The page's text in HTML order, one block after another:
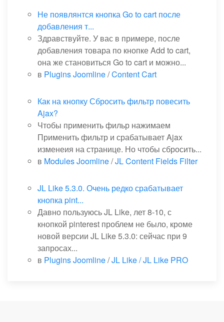
Не появлянтся кнопка Go to cart после
добавления т...
Здравствуйте. У вас в примере, после
добавления товара по кнопке Add to cart,
она же становиться Go to cart и можно...
в Plugins Joomline/Content Cart
Как на кнопку Сбросить фильтр повесить
Ajax?
Чтобы применить фильр нажимаем
Применить фильтр и срабатывает Ajax
изменеия на странице. Но чтобы сбросить...
в Modules Joomline/JL Content Fields Filter
JL Like 5.3.0. Очень редко срабатывает
кнопка pint...
Давно пользуюсь JL Like, лет 8-10, с
кнопкой pinterest проблем не было, кроме
новой версии JL Like 5.3.0: сейчас при 9
запросах...
в Plugins Joomline/JL Like / JL Like PRO